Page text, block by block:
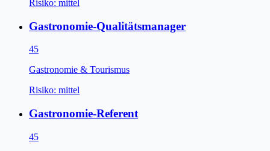
Risiko: mittel
Gastronomie-Qualitätsmanager
45
Gastronomie & Tourismus
Risiko: mittel
Gastronomie-Referent
45